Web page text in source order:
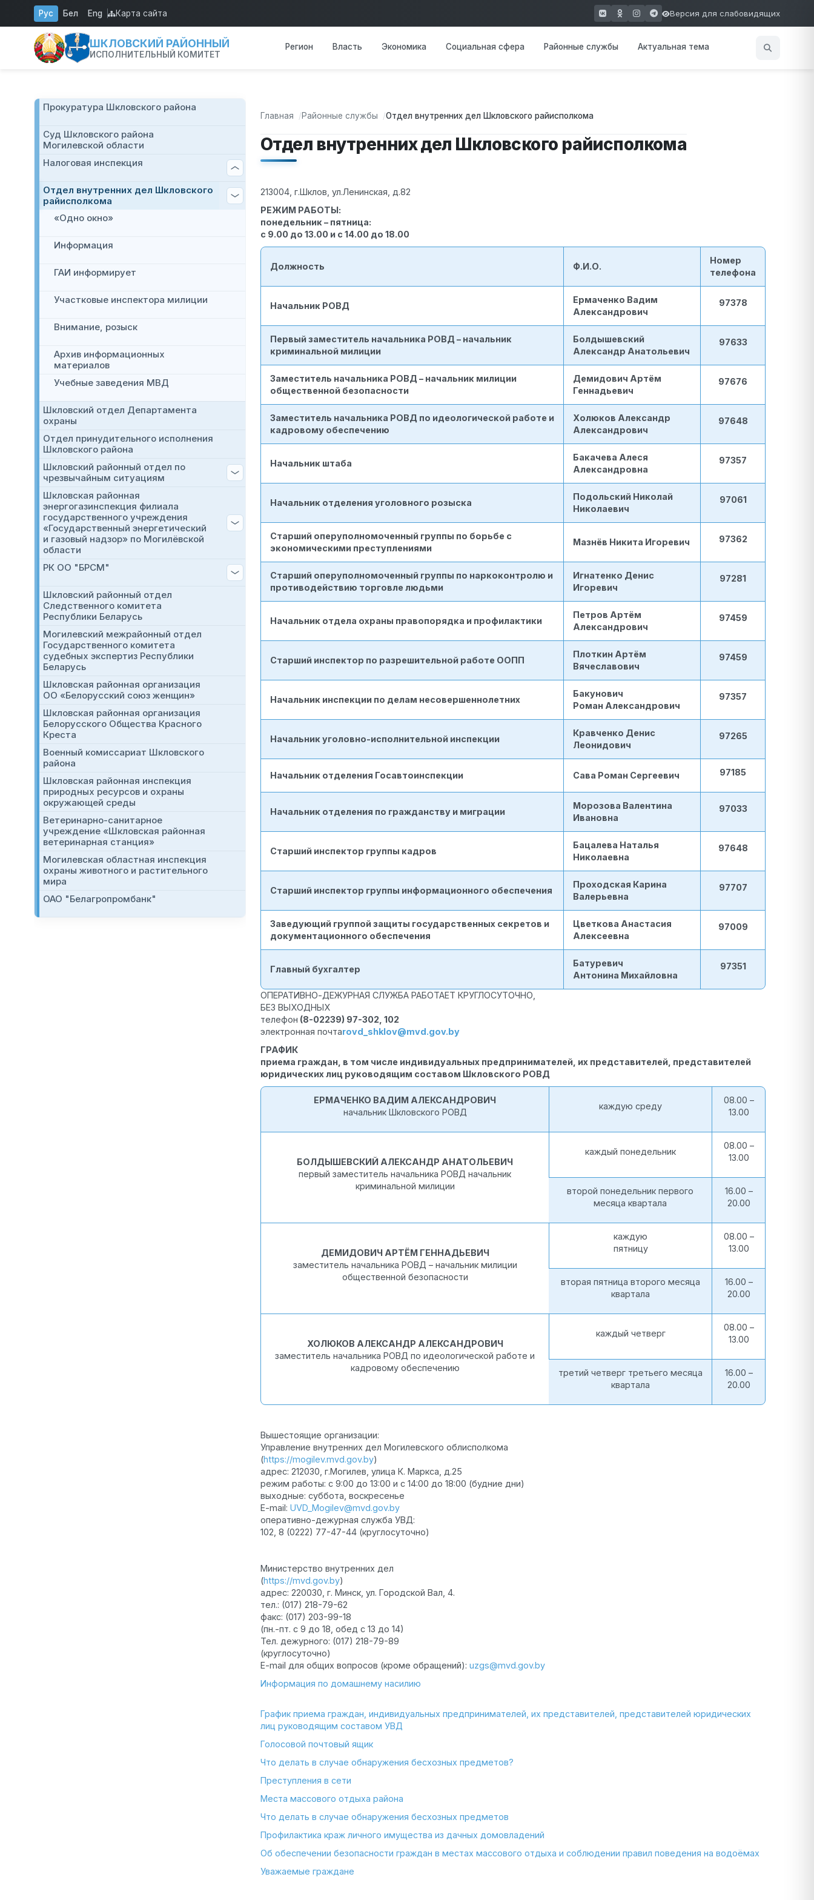
Перейти к основному содержанию
Рус Бел Eng Карта сайта (открывается в новом окне)
(открывается в новом окне)
(открывается в новом окне)
(открывается в новом окне)
Версия для слабовидящих
ШКЛОВСКИЙ РАЙОННЫЙ
ИСПОЛНИТЕЛЬНЫЙ КОМИТЕТ
Основная навигация
Регион Власть Экономика Социальная сфера Районные службы Актуальная тема
Прокуратура Шкловского района
Cуд Шкловского района
Могилевской области
Налоговая инспекция
Отдел внутренних дел Шкловского
райисполкома
«Одно окно»
Информация
ГАИ информирует
Участковые инспектора милиции
Внимание, розыск
Архив информационных
материалов
Учебные заведения МВД
Шкловский отдел Департамента
охраны
Отдел принудительного исполнения
Шкловского района
Шкловский районный отдел по
чрезвычайным ситуациям
Шкловская районная
энергогазинспекция филиала
государственного учреждения
«Государственный энергетический
и газовый надзор» по Могилёвской
области
РК ОО "БРСМ"
Шкловский районный отдел
Следственного комитета
Республики Беларусь
Могилевский межрайонный отдел
Государственного комитета
судебных экспертиз Республики
Беларусь
Шкловская районная организация
OO «Белорусский союз женщин»
Шкловская районная организация
Белорусского Общества Красного
Креста
Военный комиссариат Шкловского
района
Шкловская районная инспекция
природных ресурсов и охраны
окружающей среды
Ветеринарно-санитарное
учреждение «Шкловская районная
ветеринарная станция»
Могилевская областная инспекция
охраны животного и растительного
мира
ОАО "Белагропромбанк"
Главная Районные службы Отдел внутренних дел Шкловского райисполкома
Отдел внутренних дел Шкловского райисполкома
213004, г.Шклов, ул.Ленинская, д.82
РЕЖИМ РАБОТЫ:
понедельник – пятница:
с 9.00 до 13.00 и с 14.00 до 18.00
Должность Ф.И.О.
Номер
телефона
Начальник РОВД
Ермаченко Вадим
Александрович
97378
Первый заместитель начальника РОВД – начальник
криминальной милиции
Болдышевский
Александр Анатольевич
97633
Заместитель начальника РОВД – начальник милиции
общественной безопасности
Демидович Артём
Геннадьевич
97676
Заместитель начальника РОВД по идеологической работе и
кадровому обеспечению
Холюков Александр
Александрович
97648
Начальник штаба
Бакачева Алеся
Александровна
97357
Начальник отделения уголовного розыска
Подольский Николай
Николаевич
97061
Старший оперуполномоченный группы по борьбе с
экономическими преступлениями
Мазнёв Никита Игоревич 97362
Старший оперуполномоченный группы по наркоконтролю и
противодействию торговле людьми
Игнатенко Денис
Игоревич
97281
Начальник отдела охраны правопорядка и профилактики
Петров Артём
Александрович
97459
Старший инспектор по разрешительной работе ООПП
Плоткин Артём
Вячеславович
97459
Начальник инспекции по делам несовершеннолетних
Бакунович
Роман Александрович
97357
Начальник уголовно-исполнительной инспекции
Кравченко Денис
Леонидович
97265
Начальник отделения Госавтоинспекции Сава Роман Сергеевич 97185
Начальник отделения по гражданству и миграции
Морозова Валентина
Ивановна
97033
Старший инспектор группы кадров
Бацалева Наталья
Николаевна
97648
Старший инспектор группы информационного обеспечения
Проходская Карина
Валерьевна
97707
Заведующий группой защиты государственных секретов и
документационного обеспечения
Цветкова Анастасия
Алексеевна
97009
Главный бухгалтер
Батуревич
Антонина Михайловна
97351
ОПЕРАТИВНО-ДЕЖУРНАЯ СЛУЖБА РАБОТАЕТ КРУГЛОСУТОЧНО,
БЕЗ ВЫХОДНЫХ
телефон (8-02239) 97-302, 102
электронная почтаrovd_shklov@mvd.gov.by
ГРАФИК
приема граждан, в том числе индивидуальных предпринимателей, их представителей, представителей
юридических лиц руководящим составом Шкловского РОВД
ЕРМАЧЕНКО ВАДИМ АЛЕКСАНДРОВИЧ
начальник Шкловского РОВД
каждую среду
08.00 –
13.00
БОЛДЫШЕВСКИЙ АЛЕКСАНДР АНАТОЛЬЕВИЧ
первый заместитель начальника РОВД начальник
криминальной милиции
каждый понедельник
08.00 –
13.00
второй понедельник первого
месяца квартала
16.00 –
20.00
ДЕМИДОВИЧ АРТЁМ ГЕННАДЬЕВИЧ
заместитель начальника РОВД – начальник милиции
общественной безопасности
каждую
пятницу
08.00 –
13.00
вторая пятница второго месяца
квартала
16.00 –
20.00
ХОЛЮКОВ АЛЕКСАНДР АЛЕКСАНДРОВИЧ
заместитель начальника РОВД по идеологической работе и
кадровому обеспечению
каждый четверг
08.00 –
13.00
третий четверг третьего месяца
квартала
16.00 –
20.00
Вышестоящие организации:
Управление внутренних дел Могилевского облисполкома
(https://mogilev.mvd.gov.by)
адрес: 212030, г.Могилев, улица К. Маркса, д.25
режим работы: c 9:00 до 13:00 и с 14:00 до 18:00 (будние дни)
выходные: суббота, воскресенье
E-mail: UVD_Mogilev@mvd.gov.by
оперативно-дежурная служба УВД:
102, 8 (0222) 77-47-44 (круглосуточно)
Министерство внутренних дел
(https://mvd.gov.by)
адрес: 220030, г. Минск, ул. Городской Вал, 4.
тел.: (017) 218-79-62
факс: (017) 203-99-18
(пн.-пт. с 9 до 18, обед с 13 до 14)
Тел. дежурного: (017) 218-79-89
(круглосуточно)
E-mail для общих вопросов (кроме обращений): uzgs@mvd.gov.by
Информация по домашнему насилию
График приема граждан, индивидуальных предпринимателей, их представителей, представителей юридических
лиц руководящим составом УВД
Голосовой почтовый ящик
Что делать в случае обнаружения бесхозных предметов?
Преступления в сети
Места массового отдыха района
Что делать в случае обнаружения бесхозных предметов
Профилактика краж личного имущества из дачных домовладений
Об обеспечении безопасности граждан в местах массового отдыха и соблюдении правил поведения на водоёмах
Уважаемые граждане